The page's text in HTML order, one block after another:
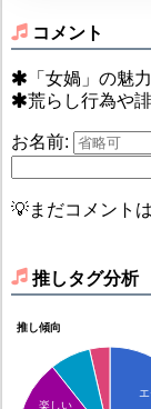
コメント
「女媧」の魅
荒らし行為や
お名前:
💡まだコメント
推しタグ分析
推し傾向
楽しい